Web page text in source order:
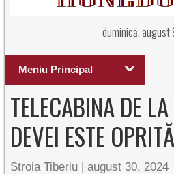
duminică, august
Meniu Principal
TELECABINA DE
DEVEI ESTE
Stroia Tiberiu |august 30, 2024